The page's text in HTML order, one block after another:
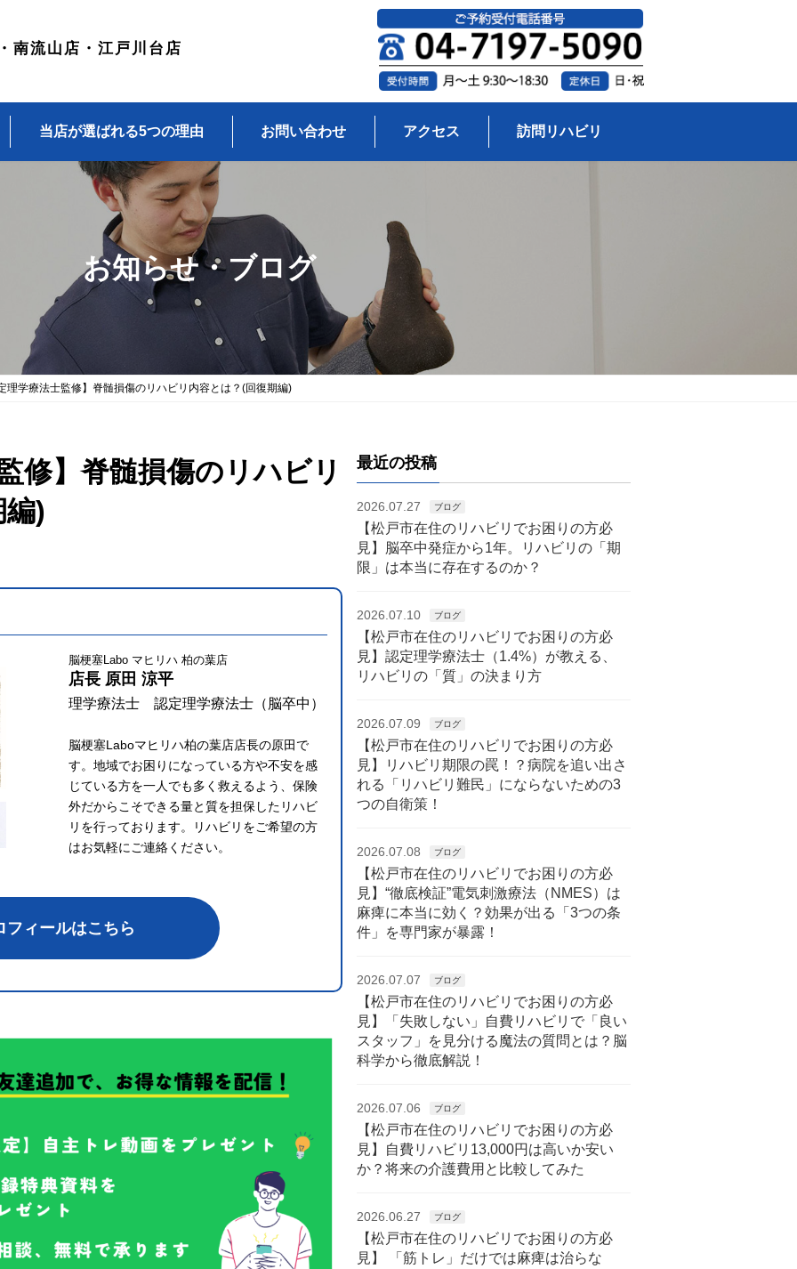
南流山店・江戸川台店
当店が選ばれる5つの理由 お問い合わせ アクセス 訪問リハビリ
お知らせ・ブログ
理学療法士監修】脊髄損傷のリハビリ内容とは？(回復期編)
修】脊髄損傷のリハビリ
)
脳梗塞Labo マヒリハ 柏の葉店
店長 原田 涼平
理学療法士 認定理学療法士（脳卒中）
脳梗塞Laboマヒリハ柏の葉店店長の原田で
す。地域でお困りになっている方や不安を感
じている方を一人でも多く救えるよう、保険
外だからこそできる量と質を担保したリハビ
リを行っております。リハビリをご希望の方
はお気軽にご連絡ください。
フィールはこちら
最近の投稿
2026.07.27 ブログ
【松戸市在住のリハビリでお困りの方必
見】脳卒中発症から1年。リハビリの「期
限」は本当に存在するのか？
2026.07.10 ブログ
【松戸市在住のリハビリでお困りの方必
見】認定理学療法士（1.4%）が教える、
リハビリの「質」の決まり方
2026.07.09 ブログ
【松戸市在住のリハビリでお困りの方必
見】リハビリ期限の罠！？病院を追い出さ
れる「リハビリ難民」にならないための3
つの自衛策！
2026.07.08 ブログ
【松戸市在住のリハビリでお困りの方必
見】“徹底検証”電気刺激療法（NMES）は
麻痺に本当に効く？効果が出る「3つの条
件」を専門家が暴露！
2026.07.07 ブログ
【松戸市在住のリハビリでお困りの方必
見】「失敗しない」自費リハビリで「良い
スタッフ」を見分ける魔法の質問とは？脳
科学から徹底解説！
2026.07.06 ブログ
【松戸市在住のリハビリでお困りの方必
見】自費リハビリ13,000円は高いか安い
か？将来の介護費用と比較してみた
2026.06.27 ブログ
【松戸市在住のリハビリでお困りの方必
見】 「筋トレ」だけでは麻痺は治らな